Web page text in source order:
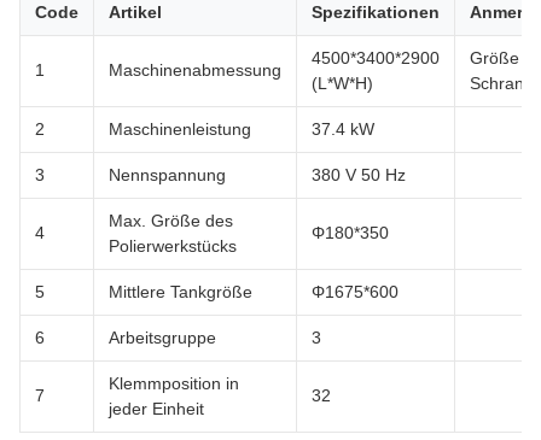
Code Artikel Spezifikationen
1 Maschinenabmessung
4500*3400*2900
(L*W*H)
Größe
Schranks
2 Maschinenleistung 37.4 kW
3 Nennspannung 380 V 50 Hz
4
Max. Größe des
Polierwerkstücks
Φ180*350
5 Mittlere Tankgröße Φ1675*600
6 Arbeitsgruppe 3
7
Klemmposition in
jeder Einheit
32